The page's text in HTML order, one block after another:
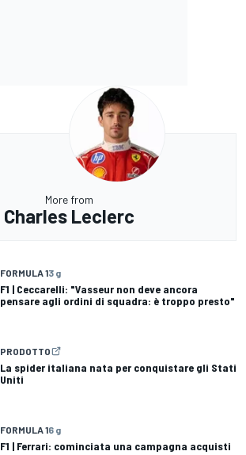
More from
Charles Leclerc
FORMULA 13 g
F1 | Ceccarelli: "Vasseur non deve ancora
pensare agli ordini di squadra: è troppo presto"
PRODOTTO
La spider italiana nata per conquistare gli Stati
Uniti
FORMULA 16 g
F1 | Ferrari: cominciata una campagna acquisti